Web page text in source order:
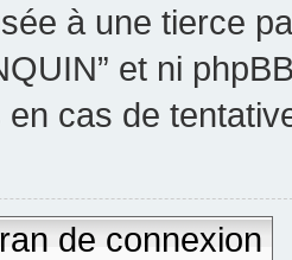
à une tierce
et ni
cas de
de connexion